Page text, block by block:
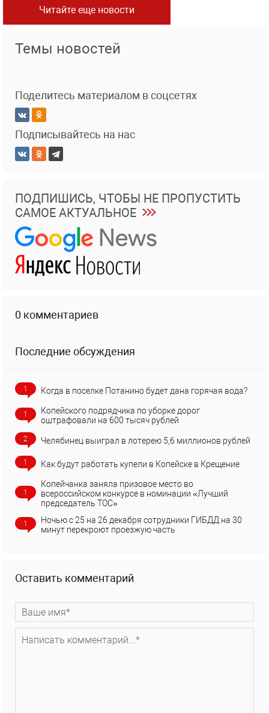
Читайте еще новости
Темы новостей
Поделитесь материалом в соцсетях
Подписывайтесь на нас
ПОДПИШИСЬ, ЧТОБЫ НЕ ПРОПУСТИТЬ
САМОЕ АКТУАЛЬНОЕ
0 комментариев
Последние обсуждения
1 Когда в поселке Потанино будет дана горячая вода?
1
Копейского подрядчика по уборке дорог
оштрафовали на 600 тысяч рублей
2 Челябинец выиграл в лотерею 5,6 миллионов рублей
1 Как будут работать купели в Копейске в Крещение
1
Копейчанка заняла призовое место во
всероссийском конкурсе в номинации «Лучший
председатель ТОС»
1
Ночью с 25 на 26 декабря сотрудники ГИБДД на 30
минут перекроют проезжую часть
Оставить комментарий